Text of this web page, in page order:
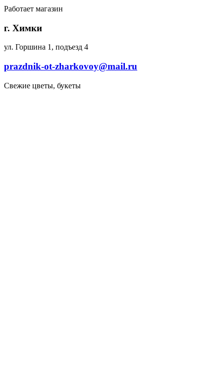
Работает магазин
г. Химки
ул. Горшина 1, подъезд 4
prazdnik-ot-zharkovoy@mail.ru
Свежие цветы, букеты